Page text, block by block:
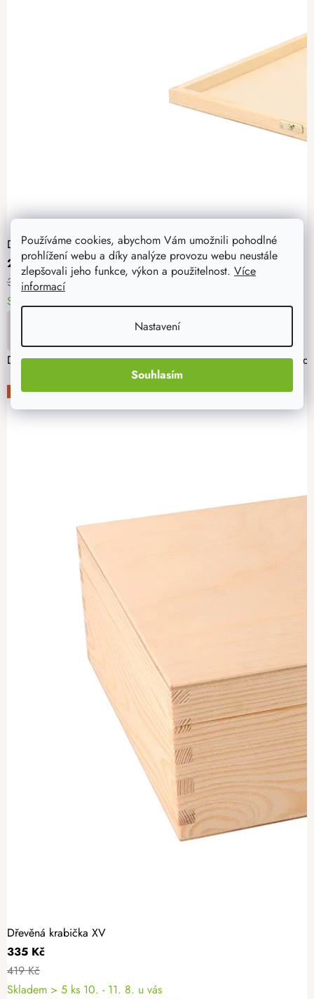
Používáme cookies, abychom Vám umožnili pohodlné
prohlížení webu a díky analýze provozu webu neustále
zlepšovali jeho funkce, výkon a použitelnost. Více
informací
Nastavení
Souhlasím
Dřevěná krabička na dokumenty
295 Kč
369 Kč
Skladem
DO KOŠÍKU
Dřevěná krabička vyrobená na přání Vás, zákazníků, přesně
-20%
Dřevěná krabička XV
335 Kč
419 Kč
Skladem > 5 ks 10. - 11. 8. u vás